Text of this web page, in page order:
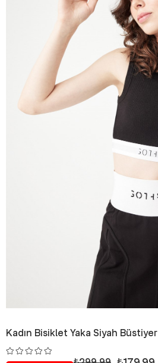
Kadın Bisiklet Yaka Siyah Büstiyer